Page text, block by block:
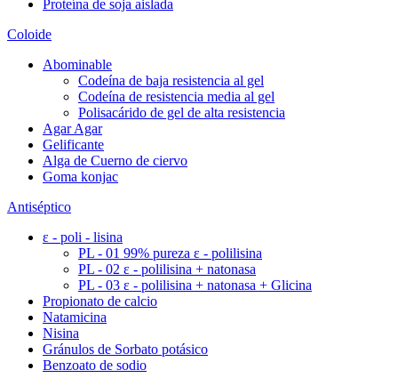
Proteína de soja aislada
Coloide
Abominable
Codeína de baja resistencia al gel
Codeína de resistencia media al gel
Polisacárido de gel de alta resistencia
Agar Agar
Gelificante
Alga de Cuerno de ciervo
Goma konjac
Antiséptico
ε - poli - lisina
PL - 01 99% pureza ε - polilisina
PL - 02 ε - polilisina + natonasa
PL - 03 ε - polilisina + natonasa + Glicina
Propionato de calcio
Natamicina
Nisina
Gránulos de Sorbato potásico
Benzoato de sodio